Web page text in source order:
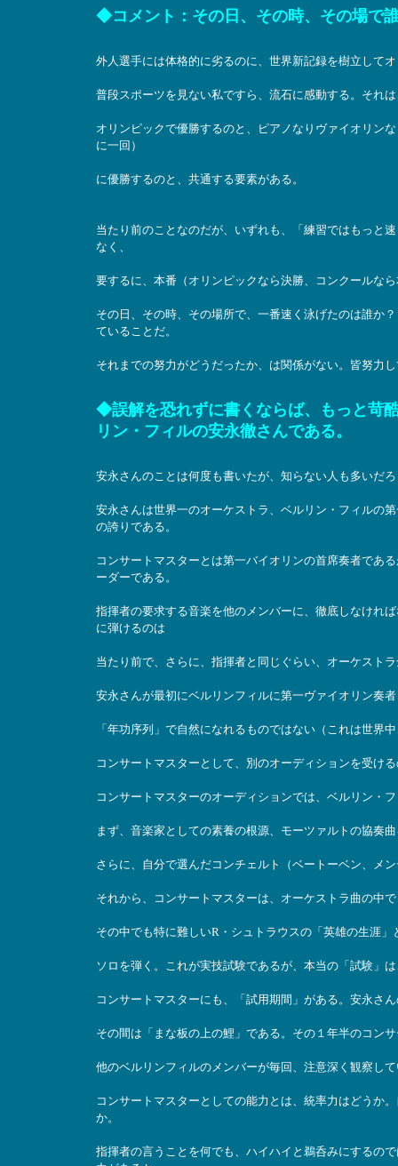
◆コメント：その日、その時、その場で
外人選手には体格的に劣るのに、世界新記録を樹立して
普段スポーツを見ない私ですら、流石に感動する。それ
オリンピックで優勝するのと、ピアノなりヴァイオリン
に一回）
に優勝するのと、共通する要素がある。
当たり前のことなのだが、いずれも、「練習ではもっと
なく、
要するに、本番（オリンピックなら決勝、コンクールな
その日、その時、その場所で、一番速く泳げたのは誰か
ていることだ。
それまでの努力がどうだったか、は関係がない。皆努力
◆誤解を恐れずに書くならば、もっと苛
リン・フィルの安永徹さんである。
安永さんのことは何度も書いたが、知らない人も多いだ
安永さんは世界一のオーケストラ、ベルリン・フィルの
の誇りである。
コンサートマスターとは第一バイオリンの首席奏者であ
ーダーである。
指揮者の要求する音楽を他のメンバーに、徹底しなけれ
に弾けるのは
当たり前で、さらに、指揮者と同じぐらい、オーケスト
安永さんが最初にベルリンフィルに第一ヴァイオリン奏
「年功序列」で自然になれるものではない（これは世界
コンサートマスターとして、別のオーディションを受け
コンサートマスターのオーディションでは、ベルリン・
まず、音楽家としての素養の根源、モーツァルトの協奏
さらに、自分で選んだコンチェルト（ベートーベン、メ
それから、コンサートマスターは、オーケストラ曲の中
その中でも特に難しいR・シュトラウスの「英雄の生涯
ソロを弾く。これが実技試験であるが、本当の「試験」
コンサートマスターにも、「試用期間」がある。安永さ
その間は「まな板の上の鯉」である。その１年半のコン
他のベルリンフィルのメンバーが毎回、注意深く観察し
コンサートマスターとしての能力とは、統率力はどうか
か。
指揮者の言うことを何でも、ハイハイと鵜呑みにするの